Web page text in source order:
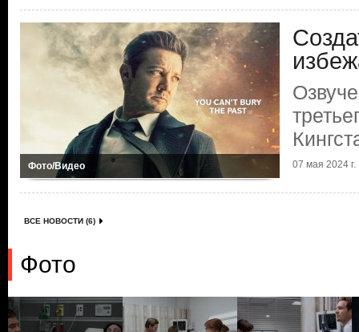
Фото/Видео 07 мая 2024 г.
ВСЕ НОВОСТИ (6)
Фото